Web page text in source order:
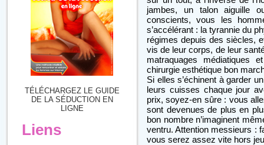
TÉLÉCHARGEZ LE GUIDE
DE LA SÉDUCTION EN
LIGNE
Liens
jambes, un talon aiguille
conscients, vous les
s’accélérant : la tyrannie du
régimes depuis des siècles,
vis de leur corps, de leur
matraquages médiatiques
chirurgie esthétique bon
Si elles s’échinent à garder
leurs cuisses chaque jour
prix, soyez-en sûre : vous
sont devenues de plus en
bon nombre n’imaginent
ventru. Attention messieurs :
vous serez assez vite hors